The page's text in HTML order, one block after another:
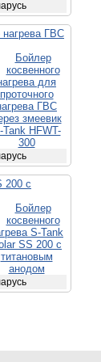
нагрева ГВС
200 с